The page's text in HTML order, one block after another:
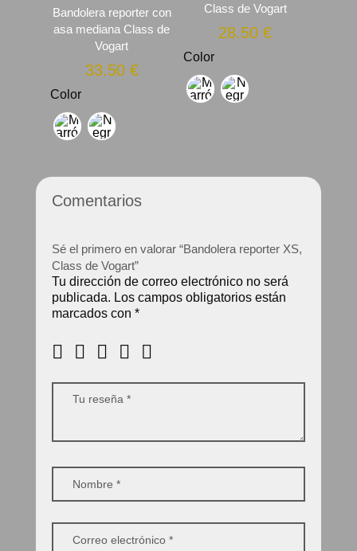
Bandolera reporter con
asa mediana Class de
Vogart
33.50 €
Color
Class de Vogart
28.50€
Color
Comentarios
Sé el primero en valorar “Bandolera reporter XS,
Class de Vogart”
Tu dirección de correo electrónico no será
publicada. Los campos obligatorios están
marcados con *